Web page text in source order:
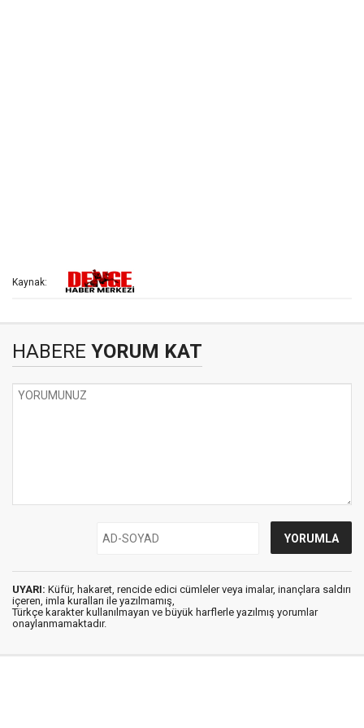
Kaynak:
HABERE YORUM KAT
UYARI: Küfür, hakaret, rencide edici cümleler veya imalar, inançlara saldırı
içeren, imla kuralları ile yazılmamış,
Türkçe karakter kullanılmayan ve büyük harflerle yazılmış yorumlar
onaylanmamaktadır.